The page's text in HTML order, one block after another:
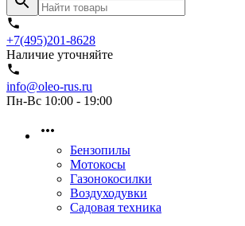
+7(495)201-8628
Наличие уточняйте
info@oleo-rus.ru
Пн-Вс 10:00 - 19:00
Бензопилы
Мотокосы
Газонокосилки
Воздуходувки
Садовая техника